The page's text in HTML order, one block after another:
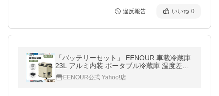
違反報告 いいね 0
「バッテリーセット」 EENOUR 車載冷蔵庫
23L アルミ内装 ポータブル冷蔵庫 温度差わ
ずか2℃ バッテリー付きセット 庫内灯付き
車載用 爆買 イーノウ D23PLUS
EENOUR公式 Yahoo!店